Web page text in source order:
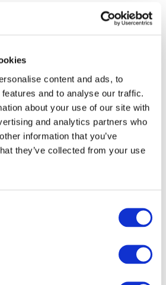
content and ads, to
and to analyse our traffic.
about your use of our site with
and analytics partners who
information that you’ve
they’ve collected from your use